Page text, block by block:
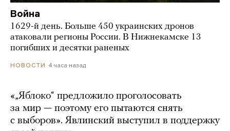
Война
1629-й день. Больше 450 украинских дронов
атаковали регионы России. В Нижнекамске 13
погибших и десятки раненых
НОВОСТИ 4 часа назад
«„Яблоко“ предложило проголосовать
за мир — поэтому его пытаются снять
с выборов». Явлинский выступил в поддержку